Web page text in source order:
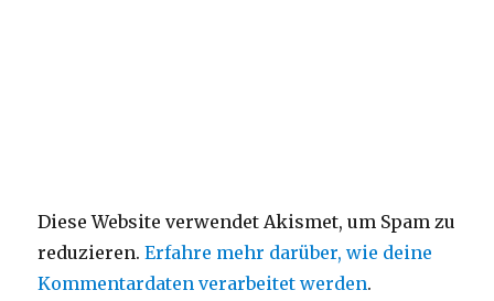
Diese Website verwendet Akismet, um Spam zu
reduzieren.Erfahre mehr darüber, wie deine
Kommentardaten verarbeitet werden.